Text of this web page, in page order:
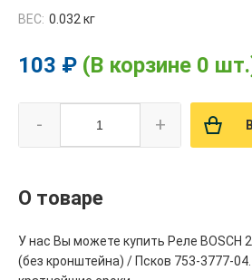
ВЕС: 0.032 кг
103 ₽ (В корзине 0
- +
О товаре
У нас Вы можете купить Реле BOSCH
(без кронштейна) / Псков 753-3777-